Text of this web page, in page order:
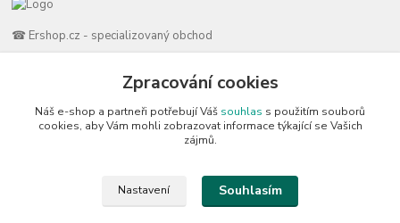
☎ Ershop.cz - specializovaný obchod
🛡️ Zákaznická podpora
📞 728 007 997
⏰ Po-Pá | 7:00 - 13:30 |
Zpracování cookies
Náš e-shop a partneři potřebují Váš souhlas s použitím souborů
cookies, aby Vám mohli zobrazovat informace týkající se Vašich
zájmů.
Nastavení Souhlasím